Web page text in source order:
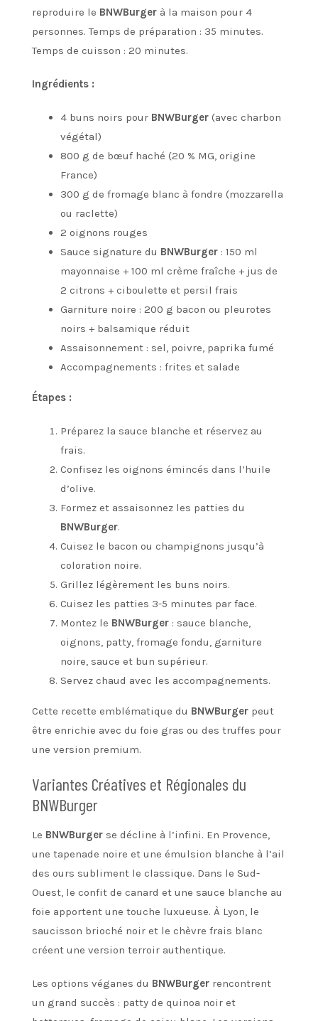
reproduire le BNWBurger à la maison pour 4
personnes. Temps de préparation : 35 minutes.
Temps de cuisson : 20 minutes.
Ingrédients :
4 buns noirs pour BNWBurger (avec charbon
végétal)
800 g de bœuf haché (20 % MG, origine
France)
300 g de fromage blanc à fondre (mozzarella
ou raclette)
2 oignons rouges
Sauce signature du BNWBurger : 150 ml
mayonnaise + 100 ml crème fraîche + jus de
2 citrons + ciboulette et persil frais
Garniture noire : 200 g bacon ou pleurotes
noirs + balsamique réduit
Assaisonnement : sel, poivre, paprika fumé
Accompagnements : frites et salade
Étapes :
Préparez la sauce blanche et réservez au
frais.
Confisez les oignons émincés dans l’huile
d’olive.
Formez et assaisonnez les patties du
BNWBurger.
Cuisez le bacon ou champignons jusqu’à
coloration noire.
Grillez légèrement les buns noirs.
Cuisez les patties 3-5 minutes par face.
Montez le BNWBurger : sauce blanche,
oignons, patty, fromage fondu, garniture
noire, sauce et bun supérieur.
Servez chaud avec les accompagnements.
Cette recette emblématique du BNWBurger peut
être enrichie avec du foie gras ou des truffes pour
une version premium.
Variantes Créatives et Régionales du
BNWBurger
Le BNWBurger se décline à l’infini. En Provence,
une tapenade noire et une émulsion blanche à l’ail
des ours subliment le classique. Dans le Sud-
Ouest, le confit de canard et une sauce blanche au
foie apportent une touche luxueuse. À Lyon, le
saucisson brioché noir et le chèvre frais blanc
créent une version terroir authentique.
Les options véganes du BNWBurger rencontrent
un grand succès : patty de quinoa noir et